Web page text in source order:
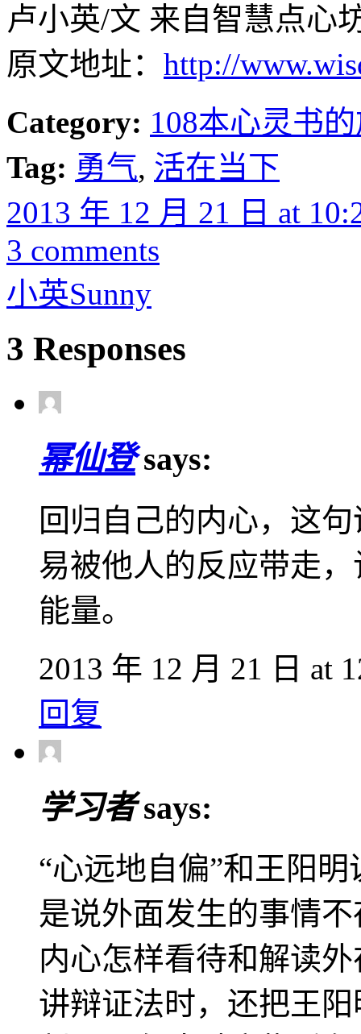
卢小英/文 来自智慧点心
原文地址： http://
Category: 108本心灵书
Tag: 勇气, 活在当下
2013 年 12 月 21 日 at
3 comments
小英Sunny
3 Responses
幂仙登 says:
回归自己的内心，这
易被他人的反应带走
能量。
2013 年 12 月 21 日 at
回复
学习者 says:
“心远地自偏”和王阳
是说外面发生的事情
内心怎样看待和解读
讲辩证法时，还把王